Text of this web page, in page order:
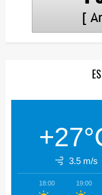
3.5 m/s
18:00 19:00